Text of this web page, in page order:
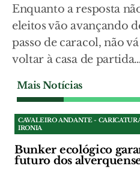
Enquanto a resposta
eleitos vão avançando
passo de caracol, não
voltar à casa de
Mais Notícias
CAVALEIRO ANDANTE -
IRONIA
Bunker ecológico
futuro dos